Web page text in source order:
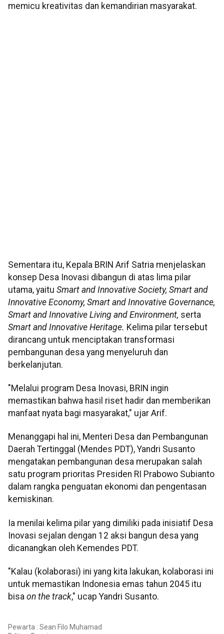
memicu kreativitas dan kemandirian masyarakat.
Sementara itu, Kepala BRIN Arif Satria menjelaskan
konsep Desa Inovasi dibangun di atas lima pilar
utama, yaitu Smart and Innovative Society, Smart and
Innovative Economy, Smart and Innovative Governance,
Smart and Innovative Living and Environment, serta
Smart and Innovative Heritage. Kelima pilar tersebut
dirancang untuk menciptakan transformasi
pembangunan desa yang menyeluruh dan
berkelanjutan.
"Melalui program Desa Inovasi, BRIN ingin
memastikan bahwa hasil riset hadir dan memberikan
manfaat nyata bagi masyarakat," ujar Arif.
Menanggapi hal ini, Menteri Desa dan Pembangunan
Daerah Tertinggal (Mendes PDT), Yandri Susanto
mengatakan pembangunan desa merupakan salah
satu program prioritas Presiden RI Prabowo Subianto
dalam rangka penguatan ekonomi dan pengentasan
kemiskinan.
Ia menilai kelima pilar yang dimiliki pada inisiatif Desa
Inovasi sejalan dengan 12 aksi bangun desa yang
dicanangkan oleh Kemendes PDT.
"Kalau (kolaborasi) ini yang kita lakukan, kolaborasi ini
untuk memastikan Indonesia emas tahun 2045 itu
bisa on the track," ucap Yandri Susanto.
Pewarta : Sean Filo Muhamad